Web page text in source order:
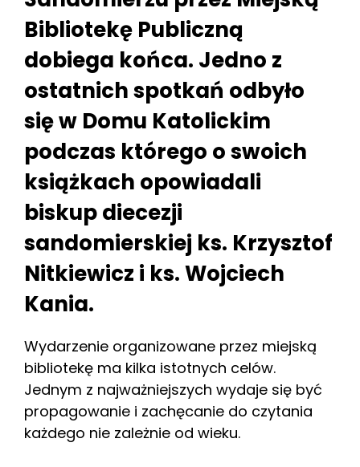
Bibliotekę Publiczną
dobiega końca. Jedno z
ostatnich spotkań odbyło
się w Domu Katolickim
podczas którego o swoich
książkach opowiadali
biskup diecezji
sandomierskiej ks. Krzysztof
Nitkiewicz i ks. Wojciech
Kania.
Wydarzenie organizowane przez miejską
bibliotekę ma kilka istotnych celów.
Jednym z najważniejszych wydaje się być
propagowanie i zachęcanie do czytania
każdego nie zależnie od wieku.